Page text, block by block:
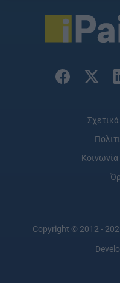
Copyright © 2012 -